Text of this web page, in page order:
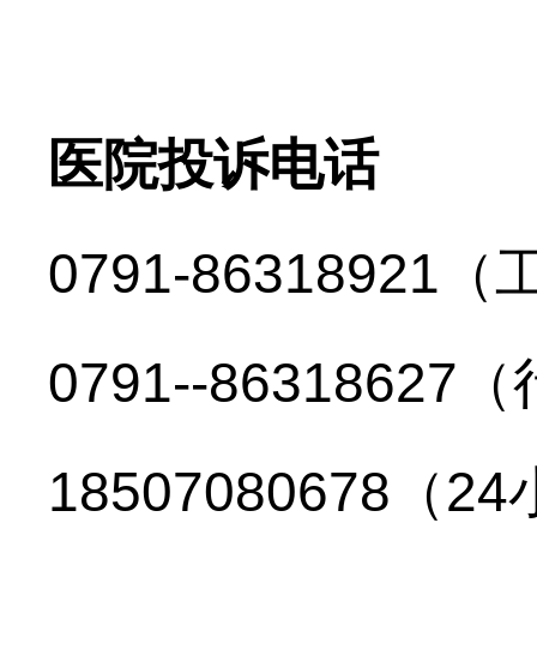
医院投诉电话
0791-86318921（
0791--86318627（
18507080678（24